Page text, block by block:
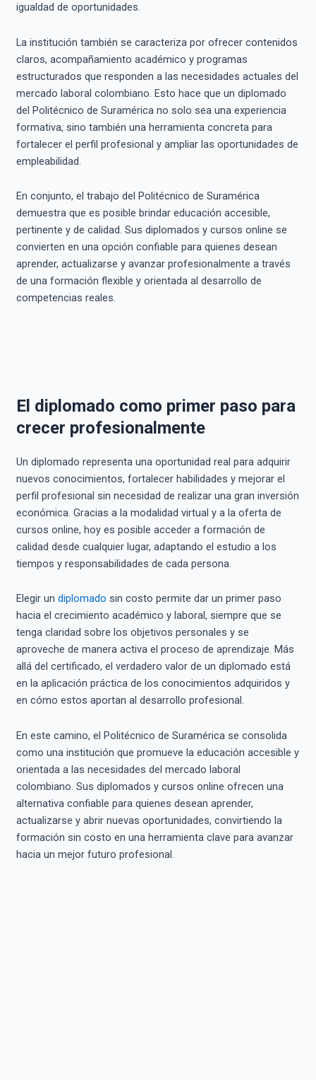
igualdad de oportunidades.
La institución también se caracteriza por ofrecer contenidos
claros, acompañamiento académico y programas
estructurados que responden a las necesidades actuales del
mercado laboral colombiano. Esto hace que un diplomado
del Politécnico de Suramérica no solo sea una experiencia
formativa, sino también una herramienta concreta para
fortalecer el perfil profesional y ampliar las oportunidades de
empleabilidad.
En conjunto, el trabajo del Politécnico de Suramérica
demuestra que es posible brindar educación accesible,
pertinente y de calidad. Sus diplomados y cursos online se
convierten en una opción confiable para quienes desean
aprender, actualizarse y avanzar profesionalmente a través
de una formación flexible y orientada al desarrollo de
competencias reales.
El diplomado como primer paso para
crecer profesionalmente
Un diplomado representa una oportunidad real para adquirir
nuevos conocimientos, fortalecer habilidades y mejorar el
perfil profesional sin necesidad de realizar una gran inversión
económica. Gracias a la modalidad virtual y a la oferta de
cursos online, hoy es posible acceder a formación de
calidad desde cualquier lugar, adaptando el estudio a los
tiempos y responsabilidades de cada persona.
Elegir un diplomado sin costo permite dar un primer paso
hacia el crecimiento académico y laboral, siempre que se
tenga claridad sobre los objetivos personales y se
aproveche de manera activa el proceso de aprendizaje. Más
allá del certificado, el verdadero valor de un diplomado está
en la aplicación práctica de los conocimientos adquiridos y
en cómo estos aportan al desarrollo profesional.
En este camino, el Politécnico de Suramérica se consolida
como una institución que promueve la educación accesible y
orientada a las necesidades del mercado laboral
colombiano. Sus diplomados y cursos online ofrecen una
alternativa confiable para quienes desean aprender,
actualizarse y abrir nuevas oportunidades, convirtiendo la
formación sin costo en una herramienta clave para avanzar
hacia un mejor futuro profesional.